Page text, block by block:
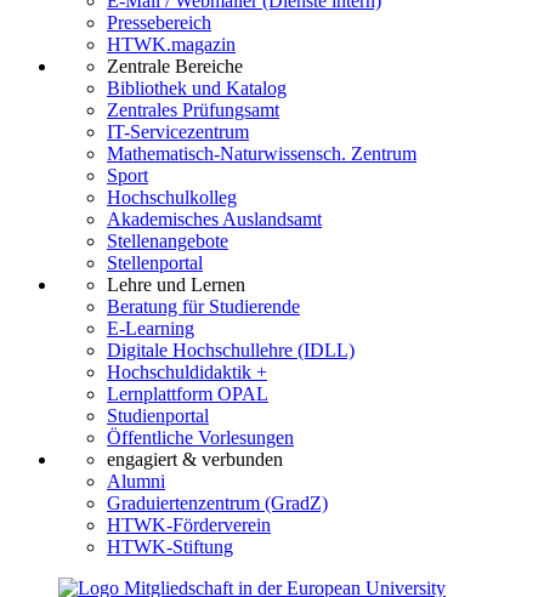
Pressebereich
HTWK.magazin
Zentrale Bereiche
Bibliothek und Katalog
Zentrales Prüfungsamt
IT-Servicezentrum
Mathematisch-Naturwissensch. Zentrum
Sport
Hochschulkolleg
Akademisches Auslandsamt
Stellenangebote
Stellenportal
Lehre und Lernen
Beratung für Studierende
E-Learning
Digitale Hochschullehre (IDLL)
Hochschuldidaktik +
Lernplattform OPAL
Studienportal
Öffentliche Vorlesungen
engagiert & verbunden
Alumni
Graduiertenzentrum (GradZ)
HTWK-Förderverein
HTWK-Stiftung